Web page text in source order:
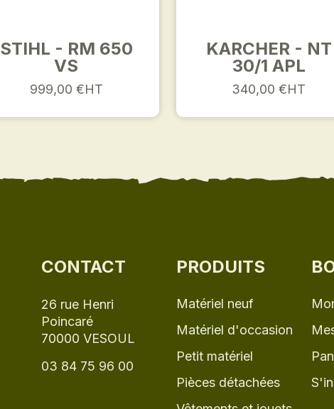
STIHL - RM 650
VS
999,00 €HT
KARCHER - NT
30/1 APL
340,00 €HT
CONTACT
26 rue Henri
Poincaré
70000 VESOUL
03 84 75 96 00
PRODUITS
Matériel neuf
Matériel d'occasion
Petit matériel
Pièces détachées